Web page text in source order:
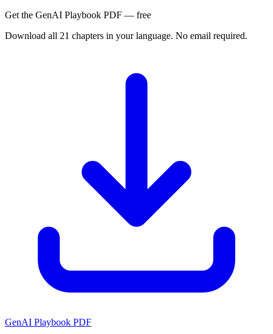
Get the GenAI Playbook PDF — free
Download all 21 chapters in your language. No email required.
GenAI Playbook PDF